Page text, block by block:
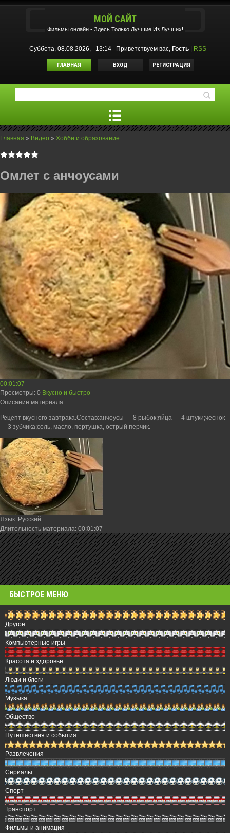
МОЙ САЙТ
Фильмы oнлайн - Здесь Только Лучшие Из Лучших!
Суббота, 08.08.2026, 13:14 Приветствуем вас, Гость| RSS
ГЛАВНАЯ ВХОД РЕГИСТРАЦИЯ
Главная » Видео » Хобби и образование
Омлет с анчоусами
00:01:07
Просмотры: 0 Вкусно и быстро
Описание материала:
Рецепт вкусного завтрака.Состав:анчоусы — 8 рыбок;яйца — 4 штуки;чеснок
— 3 зубчика;соль, масло, пертушка, острый перчик.
Язык: Русский
Длительность материала: 00:01:07
БЫСТРОЕ МЕНЮ
Другое
Компьютерные игры
Красота и здоровье
Люди и блоги
Музыка
Общество
Путешествия и события
Развлечения
Сериалы
Спорт
Транспорт
Фильмы и анимация